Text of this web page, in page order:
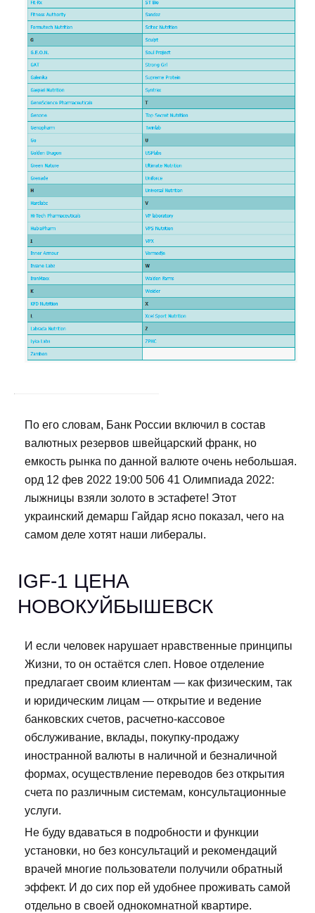
По его словам, Банк России включил в состав
валютных резервов швейцарский франк, но
емкость рынка по данной валюте очень небольшая.
орд 12 фев 2022 19:00 506 41 Олимпиада 2022:
лыжницы взяли золото в эстафете! Этот
украинский демарш Гайдар ясно показал, чего на
самом деле хотят наши либералы.
IGF-1 ЦЕНА
НОВОКУЙБЫШЕВСК
И если человек нарушает нравственные принципы
Жизни, то он остаётся слеп. Новое отделение
предлагает своим клиентам — как физическим, так
и юридическим лицам — открытие и ведение
банковских счетов, расчетно-кассовое
обслуживание, вклады, покупку-продажу
иностранной валюты в наличной и безналичной
формах, осуществление переводов без открытия
счета по различным системам, консультационные
услуги.
Не буду вдаваться в подробности и функции
установки, но без консультаций и рекомендаций
врачей многие пользователи получили обратный
эффект. И до сих пор ей удобнее проживать самой
отдельно в своей однокомнатной квартире.